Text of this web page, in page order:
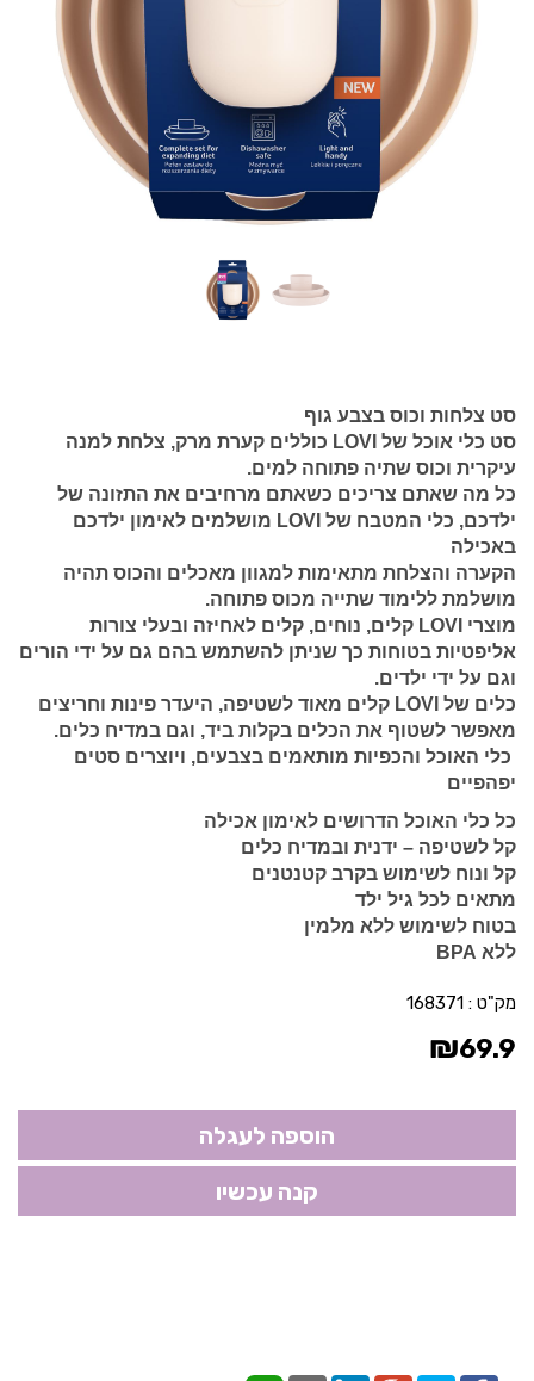
סט צלחות וכוס בצבע גוף
סט כלי אוכל של LOVI כוללים קערת מרק, צלחת למנה
עיקרית וכוס שתיה פתוחה למים.
כל מה שאתם צריכים כשאתם מרחיבים את התזונה של
ילדכם, כלי המטבח של LOVI מושלמים לאימון ילדכם
באכילה
הקערה והצלחת מתאימות למגוון מאכלים והכוס תהיה
מושלמת ללימוד שתייה מכוס פתוחה.
מוצרי LOVI קלים, נוחים, קלים לאחיזה ובעלי צורות
אליפטיות בטוחות כך שניתן להשתמש בהם גם על ידי הורים
וגם על ידי ילדים.
כלים של LOVI קלים מאוד לשטיפה, היעדר פינות וחריצים
מאפשר לשטוף את הכלים בקלות ביד, וגם במדיח כלים.
כלי האוכל והכפיות מותאמים בצבעים, ויוצרים סטים
יפהפיים
כל כלי האוכל הדרושים לאימון אכילה
קל לשטיפה – ידנית ובמדיח כלים
קל ונוח לשימוש בקרב קטנטנים
מתאים לכל גיל ילד
בטוח לשימוש ללא מלמין
ללא BPA
מק"ט : 168371
₪69.9